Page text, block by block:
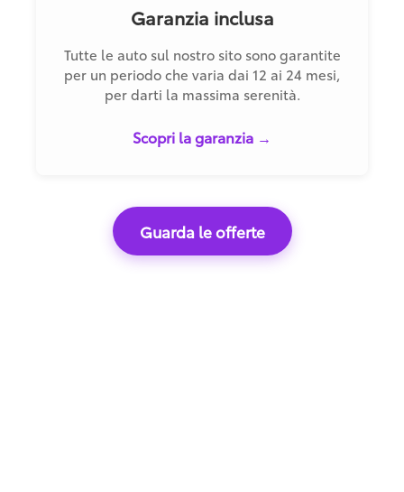
Garanzia inclusa
Tutte le auto sul nostro sito sono garantite
per un periodo che varia dai 12 ai 24 mesi,
per darti la massima serenità.
Scopri la garanzia →
Guarda le offerte